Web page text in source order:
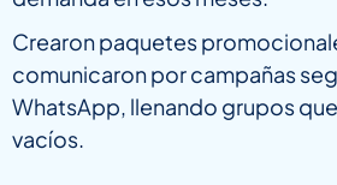
Crearon paquetes
comunicaron por campañas
WhatsApp, llenando grupos
vacíos.